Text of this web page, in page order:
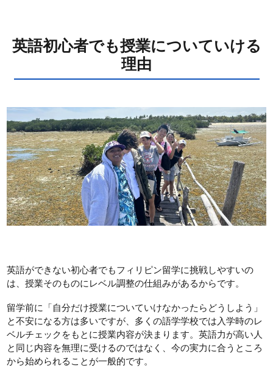
英語初心者でも授業についていける
理由
英語ができない初心者でもフィリピン留学に挑戦しやすいの
は、授業そのものにレベル調整の仕組みがあるからです。
留学前に「自分だけ授業についていけなかったらどうしよう」
と不安になる方は多いですが、多くの語学学校では入学時のレ
ベルチェックをもとに授業内容が決まります。英語力が高い人
と同じ内容を無理に受けるのではなく、今の実力に合うところ
から始められることが一般的です。